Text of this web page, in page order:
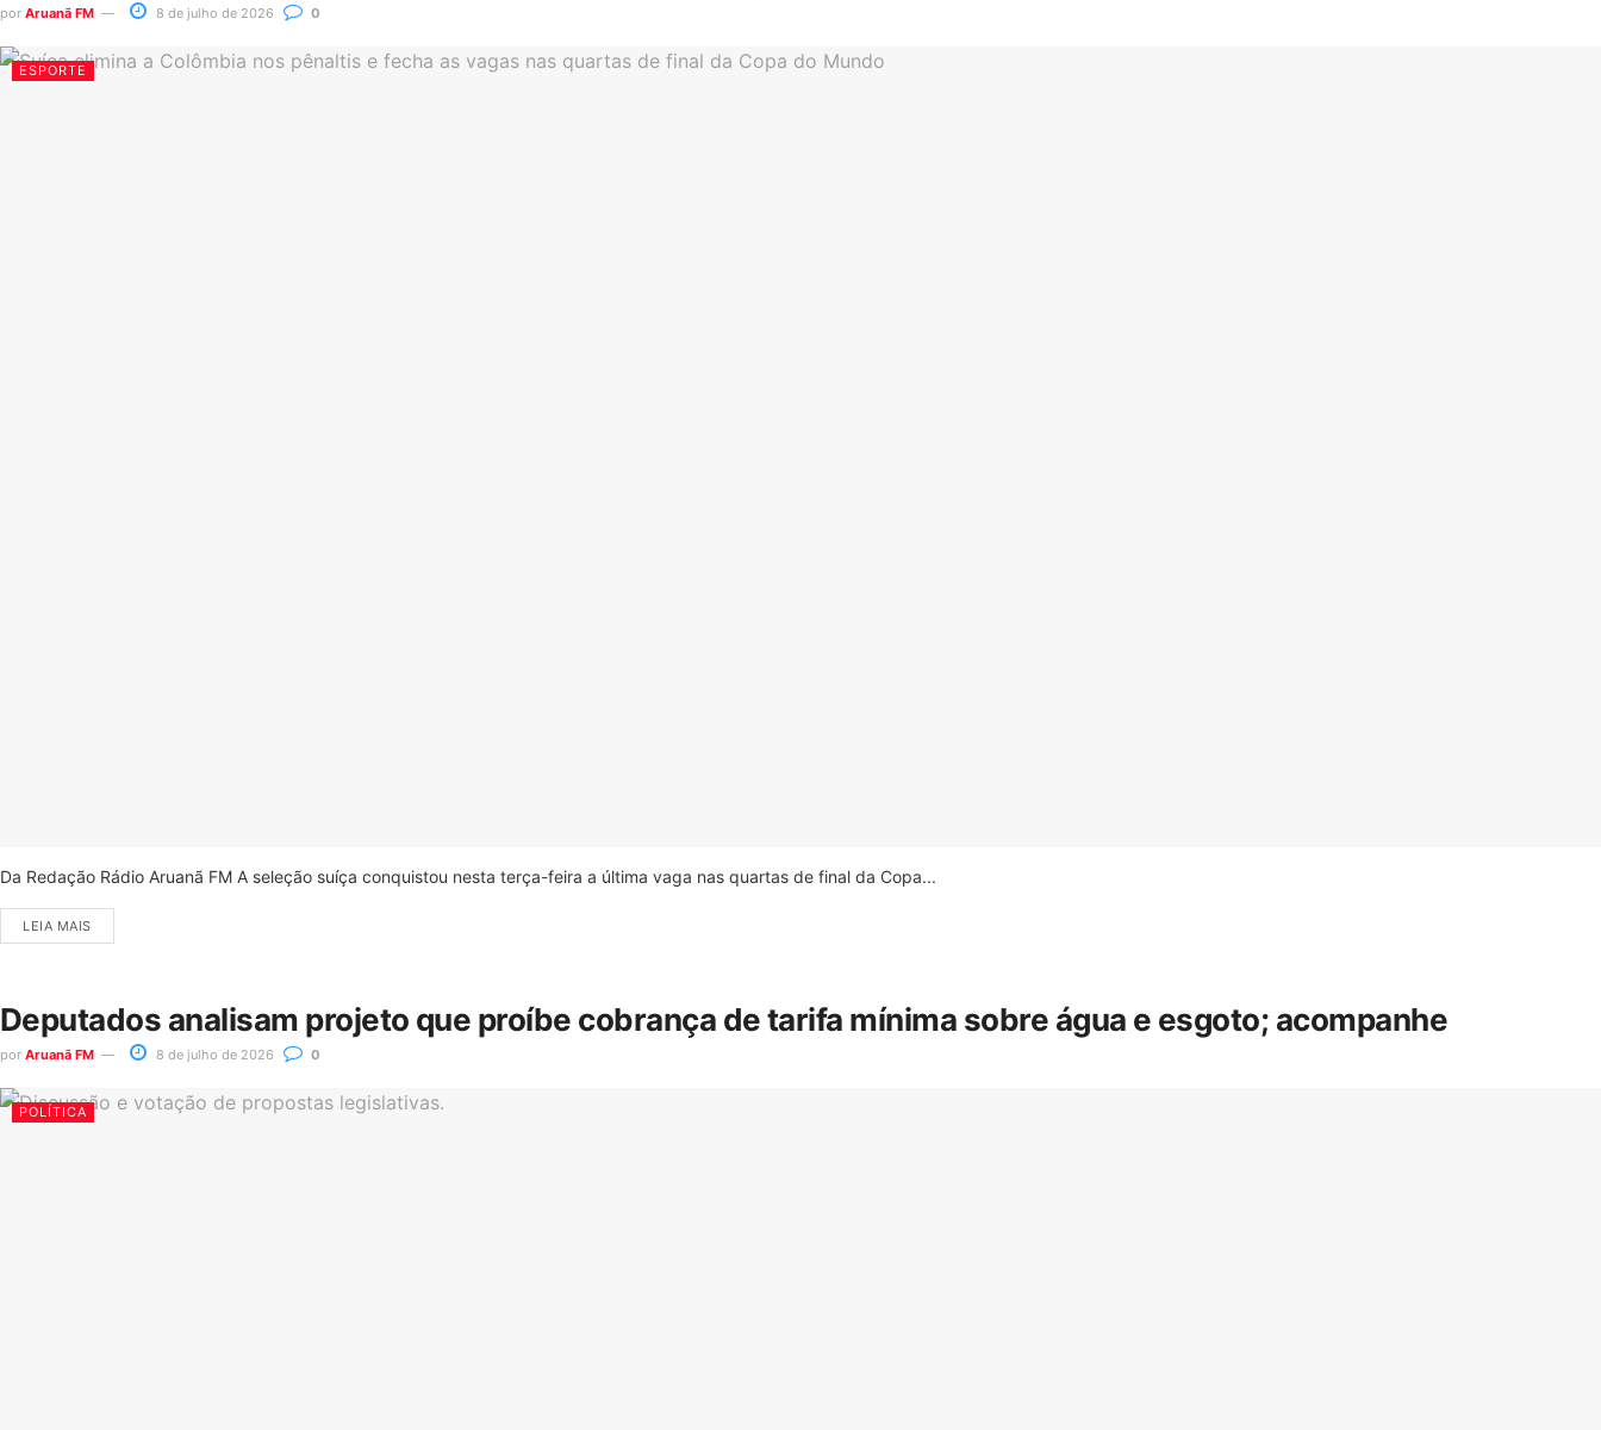
por Aruanã FM 8 de julho de 2026 0
ESPORTE
Da Redação Rádio Aruanã FM A seleção suíça conquistou nesta terça-feira a última vaga nas quartas de final da Copa...
LEIA MAIS
Deputados analisam projeto que proíbe cobrança de tarifa mínima sobre água e esgoto; acompanhe
por Aruanã FM 8 de julho de 2026 0
POLÍTICA